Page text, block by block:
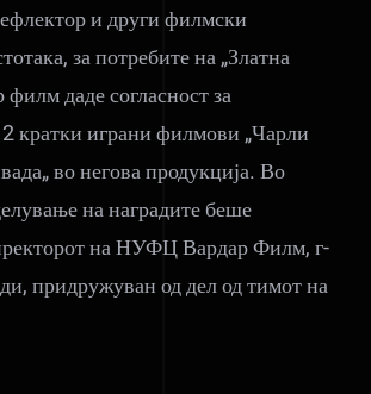
и други филмски
за потребите на „Златна
даде согласност за
кратки играни филмови „Чарли
во негова продукција. Во
на наградите беше
на НУФЦ Вардар Филм, г-
придружуван од дел од тимот на